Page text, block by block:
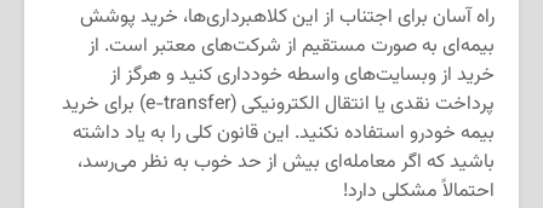
راه آسان برای اجتناب از این کلاهبرداری‌ها، خرید پوشش
بیمه‌ای به صورت مستقیم از شرکت‌های معتبر است. از
خرید از وبسایت‌های واسطه خودداری کنید و هرگز از
پرداخت نقدی یا انتقال الکترونیکی (e-transfer) برای خرید
بیمه خودرو استفاده نکنید. این قانون کلی را به یاد داشته
باشید که اگر معامله‌ای بیش از حد خوب به نظر می‌رسد،
احتمالاً مشکلی دارد!